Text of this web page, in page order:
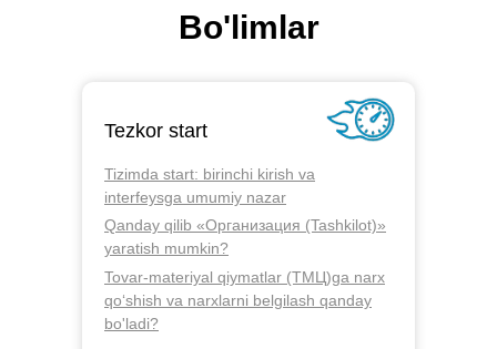
Bo'limlar
Tezkor start
Tizimda start: birinchi kirish va
interfeysga umumiy nazar
Qanday qilib «Организация (Tashkilot)»
yaratish mumkin?
Tovar-materiyal qiymatlar (ТМЦ)ga narx
qo‘shish va narxlarni belgilash qanday
bo'ladi?